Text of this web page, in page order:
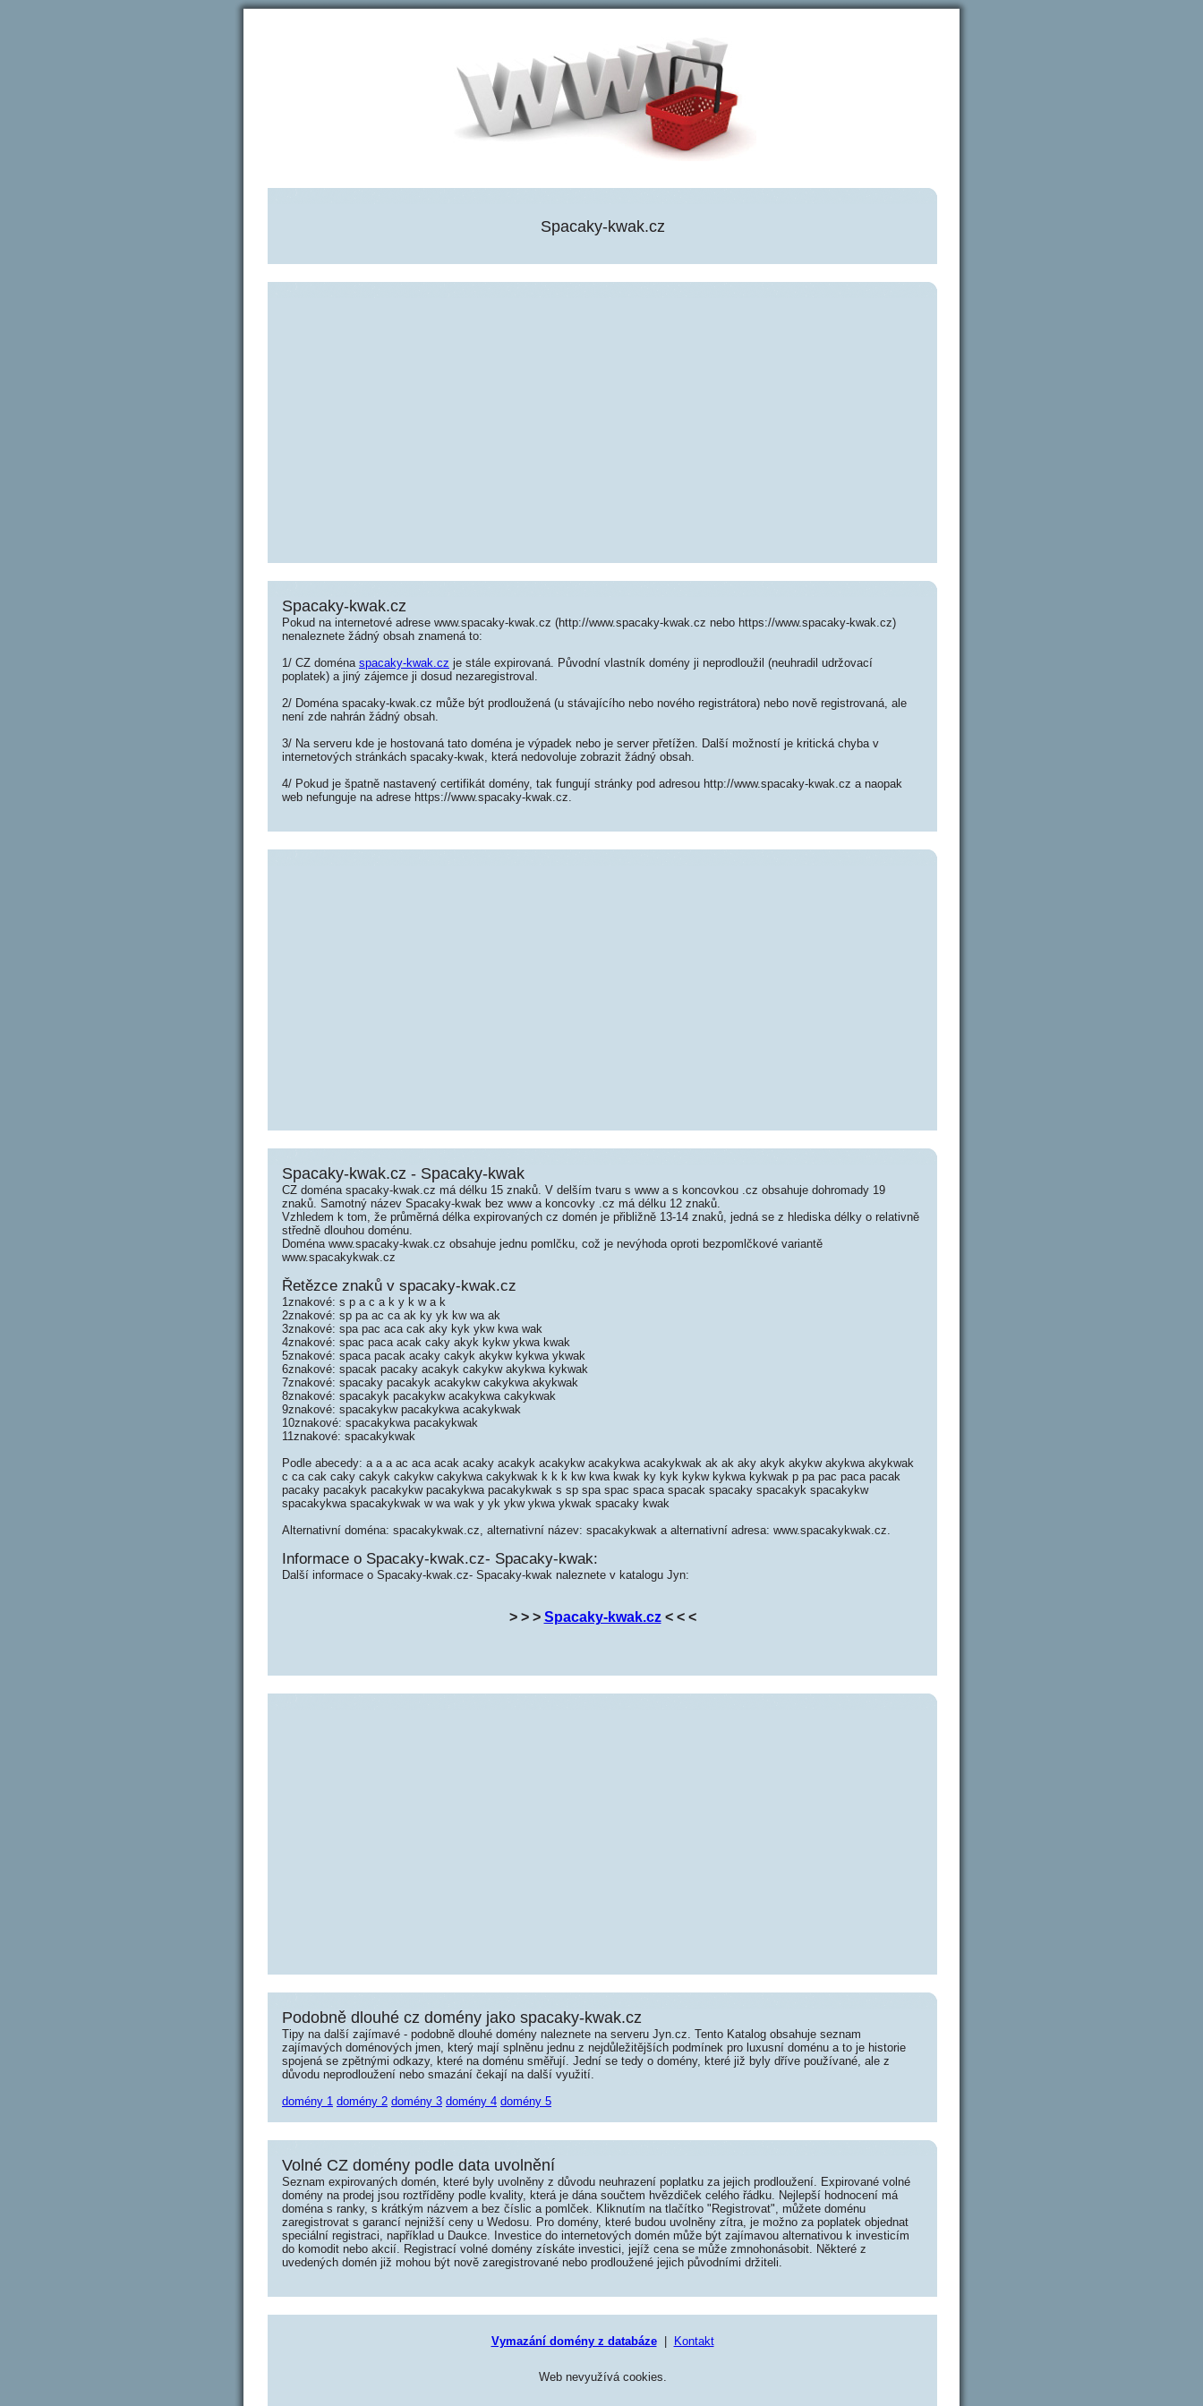
Spacaky-kwak.cz
Spacaky-kwak.cz
Pokud na internetové adrese www.spacaky-kwak.cz (http://www.spacaky-kwak.cz nebo https://www.spacaky-kwak.cz)
nenaleznete žádný obsah znamená to:
1/ CZ doména spacaky-kwak.cz je stále expirovaná. Původní vlastník domény ji neprodloužil (neuhradil udržovací
poplatek) a jiný zájemce ji dosud nezaregistroval.
2/ Doména spacaky-kwak.cz může být prodloužená (u stávajícího nebo nového registrátora) nebo nově registrovaná, ale
není zde nahrán žádný obsah.
3/ Na serveru kde je hostovaná tato doména je výpadek nebo je server přetížen. Další možností je kritická chyba v
internetových stránkách spacaky-kwak, která nedovoluje zobrazit žádný obsah.
4/ Pokud je špatně nastavený certifikát domény, tak fungují stránky pod adresou http://www.spacaky-kwak.cz a naopak
web nefunguje na adrese https://www.spacaky-kwak.cz.
Spacaky-kwak.cz - Spacaky-kwak
CZ doména spacaky-kwak.cz má délku 15 znaků. V delším tvaru s www a s koncovkou .cz obsahuje dohromady 19
znaků. Samotný název Spacaky-kwak bez www a koncovky .cz má délku 12 znaků.
Vzhledem k tom, že průměrná délka expirovaných cz domén je přibližně 13-14 znaků, jedná se z hlediska délky o relativně
středně dlouhou doménu.
Doména www.spacaky-kwak.cz obsahuje jednu pomlčku, což je nevýhoda oproti bezpomlčkové variantě
www.spacakykwak.cz
Řetězce znaků v spacaky-kwak.cz
1znakové: s p a c a k y k w a k
2znakové: sp pa ac ca ak ky yk kw wa ak
3znakové: spa pac aca cak aky kyk ykw kwa wak
4znakové: spac paca acak caky akyk kykw ykwa kwak
5znakové: spaca pacak acaky cakyk akykw kykwa ykwak
6znakové: spacak pacaky acakyk cakykw akykwa kykwak
7znakové: spacaky pacakyk acakykw cakykwa akykwak
8znakové: spacakyk pacakykw acakykwa cakykwak
9znakové: spacakykw pacakykwa acakykwak
10znakové: spacakykwa pacakykwak
11znakové: spacakykwak
Podle abecedy: a a a ac aca acak acaky acakyk acakykw acakykwa acakykwak ak ak aky akyk akykw akykwa akykwak
c ca cak caky cakyk cakykw cakykwa cakykwak k k k kw kwa kwak ky kyk kykw kykwa kykwak p pa pac paca pacak
pacaky pacakyk pacakykw pacakykwa pacakykwak s sp spa spac spaca spacak spacaky spacakyk spacakykw
spacakykwa spacakykwak w wa wak y yk ykw ykwa ykwak spacaky kwak
Alternativní doména: spacakykwak.cz, alternativní název: spacakykwak a alternativní adresa: www.spacakykwak.cz.
Informace o Spacaky-kwak.cz- Spacaky-kwak:
Další informace o Spacaky-kwak.cz- Spacaky-kwak naleznete v katalogu Jyn:
> > > Spacaky-kwak.cz< < <
Podobně dlouhé cz domény jako spacaky-kwak.cz
Tipy na další zajímavé - podobně dlouhé domény naleznete na serveru Jyn.cz. Tento Katalog obsahuje seznam
zajímavých doménových jmen, který mají splněnu jednu z nejdůležitějších podmínek pro luxusní doménu a to je historie
spojená se zpětnými odkazy, které na doménu směřují. Jední se tedy o domény, které již byly dříve používané, ale z
důvodu neprodloužení nebo smazání čekají na další využití.
domény 1 domény 2 domény 3 domény 4 domény 5
Volné CZ domény podle data uvolnění
Seznam expirovaných domén, které byly uvolněny z důvodu neuhrazení poplatku za jejich prodloužení. Expirované volné
domény na prodej jsou roztříděny podle kvality, která je dána součtem hvězdiček celého řádku. Nejlepší hodnocení má
doména s ranky, s krátkým názvem a bez číslic a pomlček. Kliknutím na tlačítko "Registrovat", můžete doménu
zaregistrovat s garancí nejnižší ceny u Wedosu. Pro domény, které budou uvolněny zítra, je možno za poplatek objednat
speciální registraci, například u Daukce. Investice do internetových domén může být zajímavou alternativou k investicím
do komodit nebo akcií. Registrací volné domény získáte investici, jejíž cena se může zmnohonásobit. Některé z
uvedených domén již mohou být nově zaregistrované nebo prodloužené jejich původními držiteli.
Vymazání domény z databáze| Kontakt
Web nevyužívá cookies.